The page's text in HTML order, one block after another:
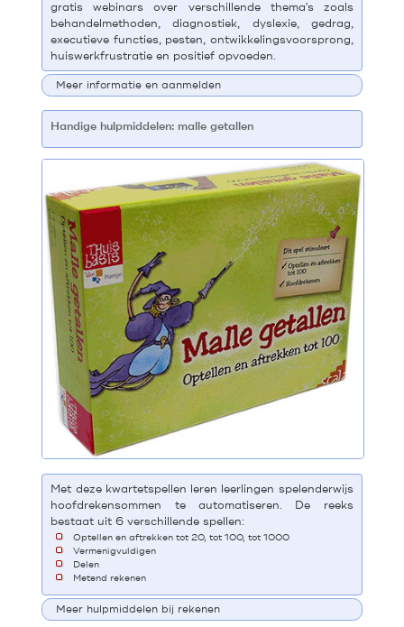
gratis webinars over verschillende thema's zoals
behandelmethoden, diagnostiek, dyslexie, gedrag,
executieve functies, pesten, ontwikkelingsvoorsprong,
huiswerkfrustratie en positief opvoeden.
Meer informatie en aanmelden
Handige hulpmiddelen: malle getallen
Met deze kwartetspellen leren leerlingen spelenderwijs
hoofdrekensommen te automatiseren. De reeks
bestaat uit 6 verschillende spellen:
Optellen en aftrekken tot 20, tot 100, tot 1000
Vermenigvuldigen
Delen
Metend rekenen
Meer hulpmiddelen bij rekenen